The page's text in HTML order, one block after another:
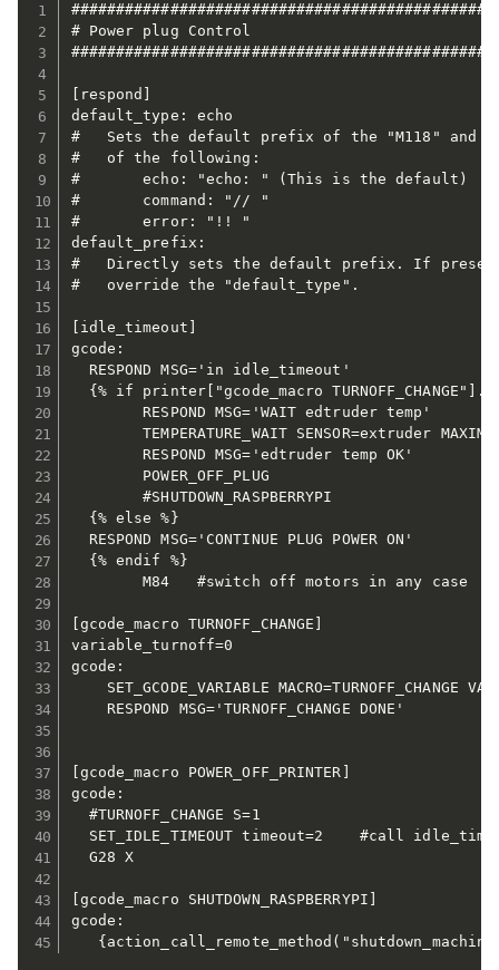
# Power plug Control
[respond]
default_type: echo
#   Sets the default prefix of the "M118" and
#   of the following:
#       echo: "echo: " (This is the default)
#       command: "// "
#       error: "!! "
default_prefix:
#   Directly sets the default prefix. If
#   override the "default_type".
[idle_timeout]
gcode:
  RESPOND MSG='in idle_timeout'
{% if printer["gcode_macro
        RESPOND MSG='WAIT edtruder temp'
TEMPERATURE_WAIT SENSOR=extruder
        RESPOND MSG='edtruder temp OK'
        POWER_OFF_PLUG
        #SHUTDOWN_RASPBERRYPI
  {% else %}
  RESPOND MSG='CONTINUE PLUG POWER ON'
  {% endif %}
        M84   #switch off motors in any case
[gcode_macro TURNOFF_CHANGE]
variable_turnoff=0
gcode:
SET_GCODE_VARIABLE MACRO=TURNOFF_CHANGE
    RESPOND MSG='TURNOFF_CHANGE DONE'
[gcode_macro POWER_OFF_PRINTER]
gcode:
  #TURNOFF_CHANGE S=1
SET_IDLE_TIMEOUT timeout=2    #call
  G28 X
[gcode_macro SHUTDOWN_RASPBERRYPI]
gcode: